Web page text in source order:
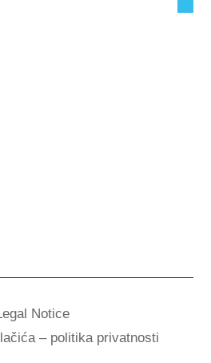
Notice
– politika privatnosti